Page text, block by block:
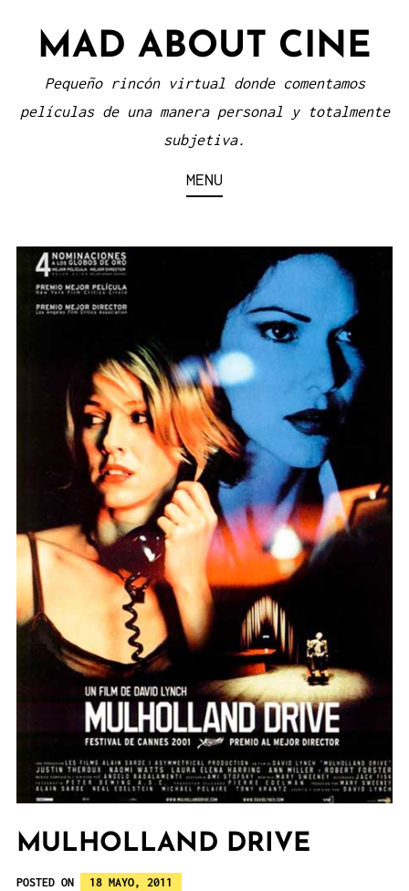
MAD ABOUT CINE
Pequeño rincón virtual donde comentamos
películas de una manera personal y totalmente
subjetiva.
MENU
MULHOLLAND DRIVE
POSTED ON
18 MAYO, 2011